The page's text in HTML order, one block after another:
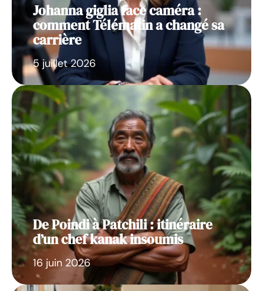
Johanna giglia face caméra :
comment Télématin a changé sa
carrière
5 juillet 2026
De Poindi à Patchili : itinéraire
d’un chef kanak insoumis
16 juin 2026